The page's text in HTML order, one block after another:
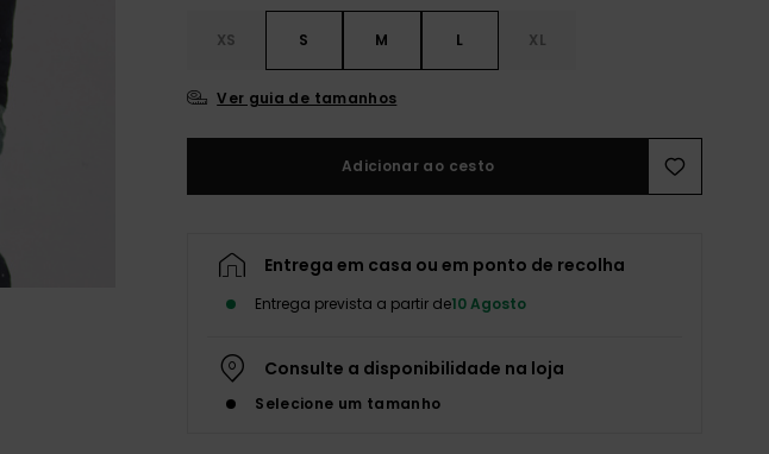
XS S M L XL
Ver guia de tamanhos
Adicionar ao cesto
Entrega em casa ou em ponto de recolha
Entrega prevista a partir de10 Agosto
Consulte a disponibilidade na loja
Selecione um tamanho